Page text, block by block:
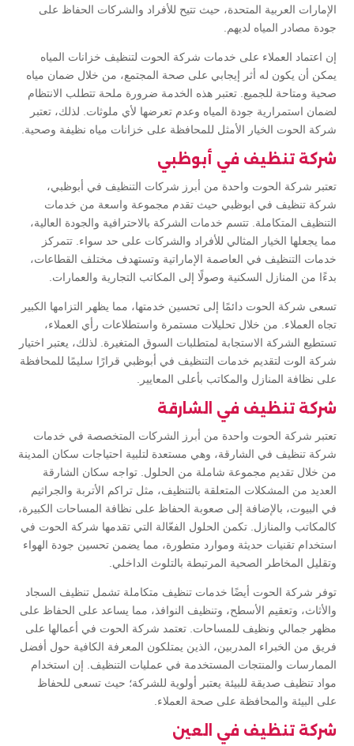
الإمارات العربية المتحدة، حيث تتيح للأفراد والشركات الحفاظ على
جودة مصادر المياه لديهم.
إن اعتماد العملاء على خدمات شركة الحوت لتنظيف خزانات المياه
يمكن أن يكون له أثر إيجابي على صحة المجتمع، من خلال ضمان مياه
صحية ومتاحة للجميع. تعتبر هذه الخدمة ضرورة ملحة تتطلب الانتظام
لضمان استمرارية جودة المياه وعدم تعرضها لأي ملوثات. لذلك، تعتبر
شركة الحوت الخيار الأمثل للمحافظة على خزانات مياه نظيفة وصحية.
شركة تنظيف في أبوظبي
تعتبر شركة الحوت واحدة من أبرز شركات التنظيف في أبوظبي،
شركة تنظيف في ابوظبي حيث تقدم مجموعة واسعة من خدمات
التنظيف المتكاملة. تتسم خدمات الشركة بالاحترافية والجودة العالية،
مما يجعلها الخيار المثالي للأفراد والشركات على حد سواء. تتمركز
خدمات التنظيف في العاصمة الإماراتية وتستهدف مختلف القطاعات،
بدءًا من المنازل السكنية وصولًا إلى المكاتب التجارية والعمارات.
تسعى شركة الحوت دائمًا إلى تحسين خدمتها، مما يظهر التزامها الكبير
تجاه العملاء. من خلال تحليلات مستمرة واستطلاعات رأي العملاء،
تستطيع الشركة الاستجابة لمتطلبات السوق المتغيرة. لذلك، يعتبر اختيار
شركة الوت لتقديم خدمات التنظيف في أبوظبي قرارًا سليمًا للمحافظة
على نظافة المنازل والمكاتب بأعلى المعايير.
شركة تنظيف في الشارقة
تعتبر شركة الحوت واحدة من أبرز الشركات المتخصصة في خدمات
شركة تنظيف في الشارقة، وهي مستعدة لتلبية احتياجات سكان المدينة
من خلال تقديم مجموعة شاملة من الحلول. تواجه سكان الشارقة
العديد من المشكلات المتعلقة بالتنظيف، مثل تراكم الأتربة والجراثيم
في البيوت، بالإضافة إلى صعوبة الحفاظ على نظافة المساحات الكبيرة،
كالمكاتب والمنازل. تكمن الحلول الفعّالة التي تقدمها شركة الحوت في
استخدام تقنيات حديثة وموارد متطورة، مما يضمن تحسين جودة الهواء
وتقليل المخاطر الصحية المرتبطة بالتلوث الداخلي.
توفر شركة الحوت أيضًا خدمات تنظيف متكاملة تشمل تنظيف السجاد
والأثاث، وتعقيم الأسطح، وتنظيف النوافذ، مما يساعد على الحفاظ على
مظهر جمالي ونظيف للمساحات. تعتمد شركة الحوت في أعمالها على
فريق من الخبراء المدربين، الذين يمتلكون المعرفة الكافية حول أفضل
الممارسات والمنتجات المستخدمة في عمليات التنظيف. إن استخدام
مواد تنظيف صديقة للبيئة يعتبر أولوية للشركة؛ حيث تسعى للحفاظ
على البيئة والمحافظة على صحة العملاء.
شركة تنظيف في العين